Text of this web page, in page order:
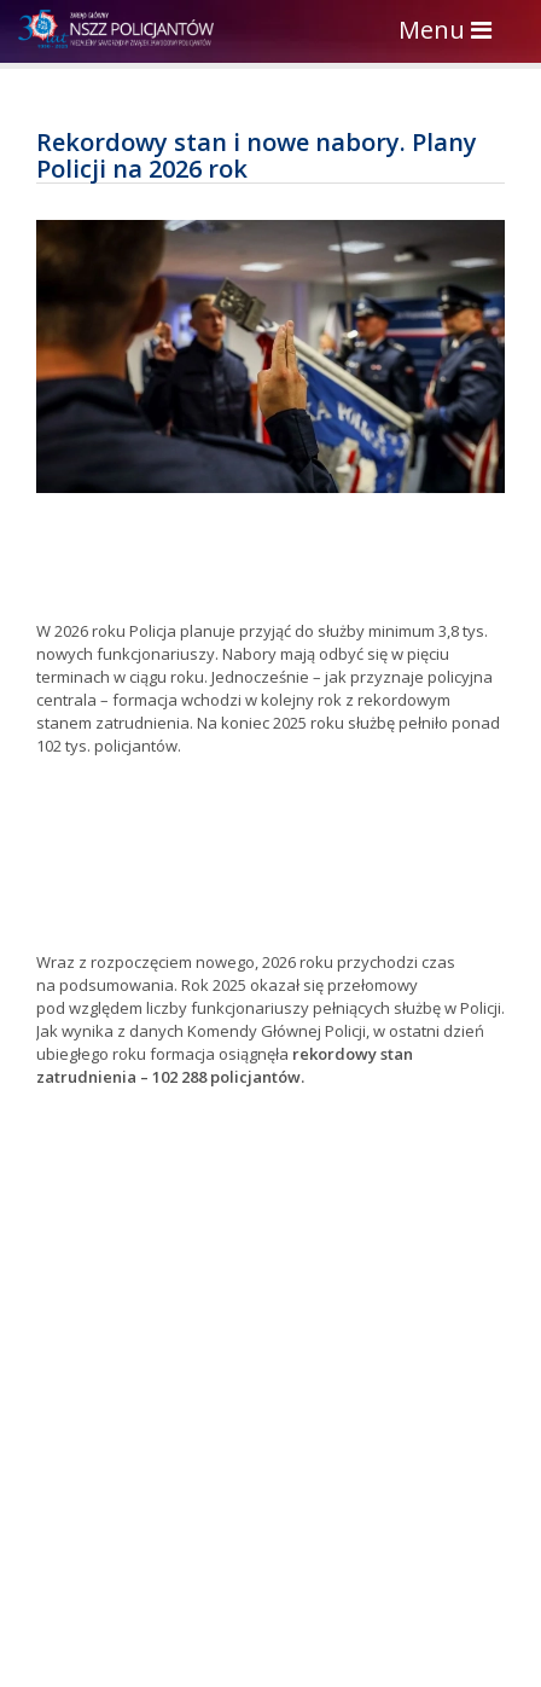
Toggle
navigation
Menu
Rekordowy stan i nowe nabory. Plany
Policji na 2026 rok
W 2026 roku Policja planuje przyjąć do służby minimum 3,8 tys.
nowych funkcjonariuszy. Nabory mają odbyć się w pięciu
terminach w ciągu roku. Jednocześnie – jak przyznaje policyjna
centrala – formacja wchodzi w kolejny rok z rekordowym
stanem zatrudnienia. Na koniec 2025 roku służbę pełniło ponad
102 tys. policjantów.
Wraz z rozpoczęciem nowego, 2026 roku przychodzi czas
na podsumowania. Rok 2025 okazał się przełomowy
pod względem liczby funkcjonariuszy pełniących służbę w Policji.
Jak wynika z danych Komendy Głównej Policji, w ostatni dzień
ubiegłego roku formacja osiągnęła rekordowy stan
zatrudnienia – 102 288 policjantów.